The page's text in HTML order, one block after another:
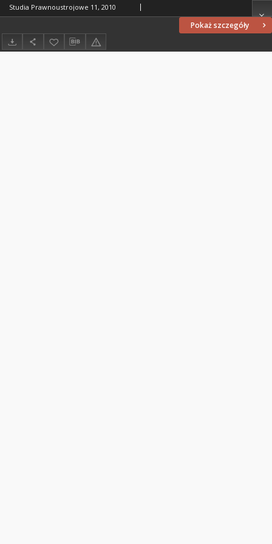
Pokaż szczegóły
Studia Prawnoustrojowe 11, 2010